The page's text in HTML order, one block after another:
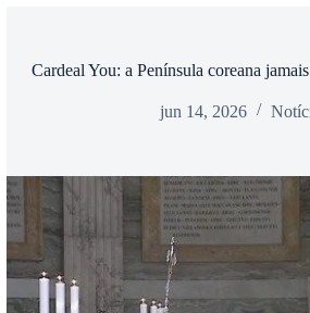
Cardeal You: a Península coreana
jun 14, 2026